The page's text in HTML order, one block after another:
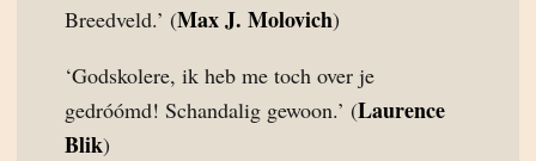
Breedveld.’ (Max J. Molovich)
‘Godskolere, ik heb me toch over je
gedróómd! Schandalig gewoon.’ (Laurence
Blik)